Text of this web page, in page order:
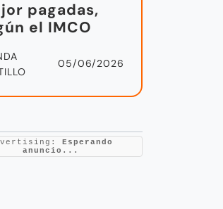
pagadas,
el IMCO
05/06/2026
Esperando
anuncio...